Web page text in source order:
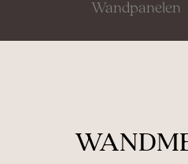
Wandpanelen